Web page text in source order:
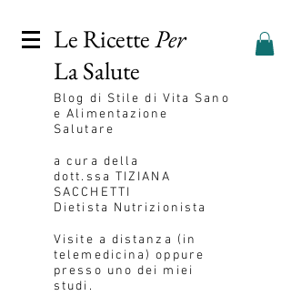
Le RicettePer
La Salute
Blog di Stile di Vita Sano
e Alimentazione
Salutare
a cura della
dott.ssa TIZIANA
SACCHETTI
Dietista Nutrizionista
Visite a distanza (in
telemedicina) oppure
presso uno dei miei
studi.